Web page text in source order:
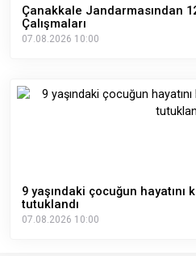
Çanakkale Jandarmasından
Çalışmaları
07.08.2026 10:00
9 yaşındaki çocuğun
tutuklandı
07.08.2026 10:00